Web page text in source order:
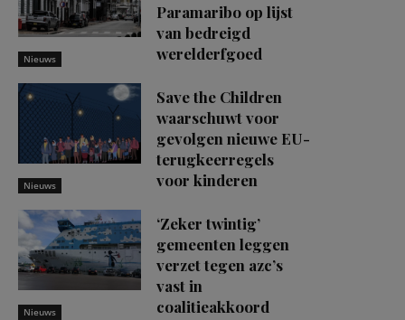
Nieuws
Paramaribo op lijst
van bedreigd
werelderfgoed
Nieuws
Save the Children
waarschuwt voor
gevolgen nieuwe EU-
terugkeerregels
voor kinderen
Nieuws
‘Zeker twintig’
gemeenten leggen
verzet tegen azc’s
vast in
coalitieakkoord